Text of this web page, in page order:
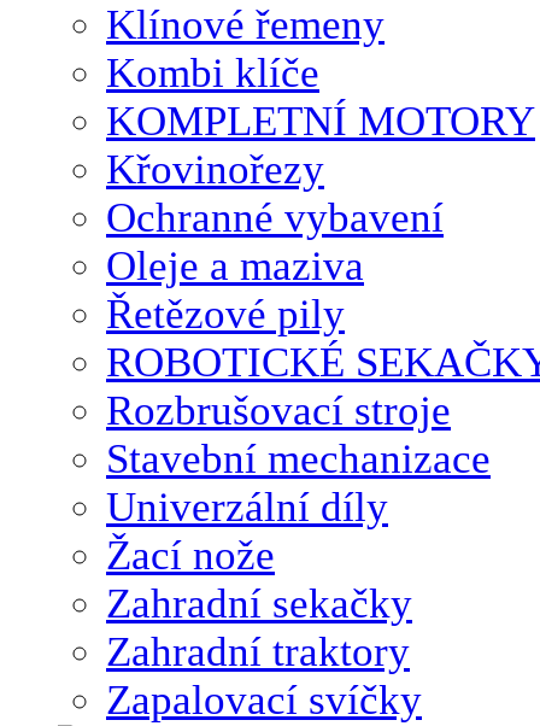
Klínové řemeny
Kombi klíče
KOMPLETNÍ MOTORY
Křovinořezy
Ochranné vybavení
Oleje a maziva
Řetězové pily
ROBOTICKÉ
Rozbrušovací stroje
Stavební mechanizace
Univerzální díly
Žací nože
Zahradní sekačky
Zahradní traktory
Zapalovací svíčky